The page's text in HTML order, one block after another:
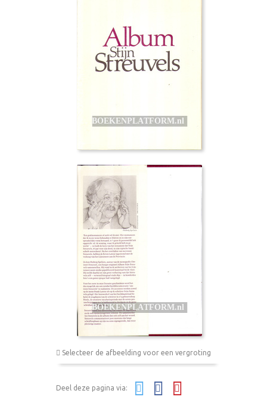
Selecteer de afbeelding voor een vergroting
Deel deze pagina via: